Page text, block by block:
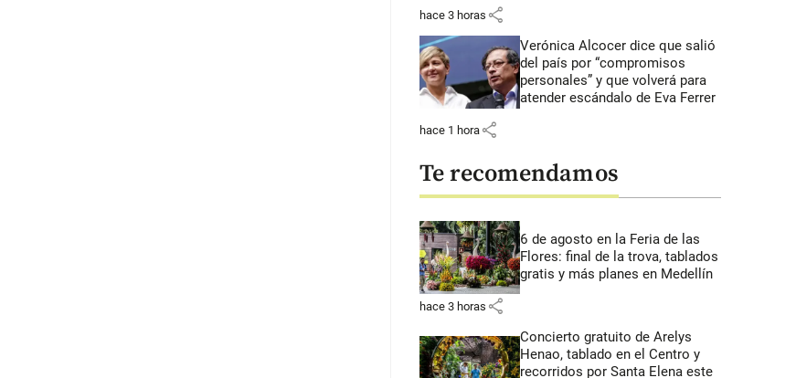
hace 3 horas share
Verónica Alcocer dice que salió
del país por “compromisos
personales” y que volverá para
atender escándalo de Eva Ferrer
hace 1 hora share
Te recomendamos
6 de agosto en la Feria de las
Flores: final de la trova, tablados
gratis y más planes en Medellín
hace 3 horas share
Concierto gratuito de Arelys
Henao, tablado en el Centro y
recorridos por Santa Elena este